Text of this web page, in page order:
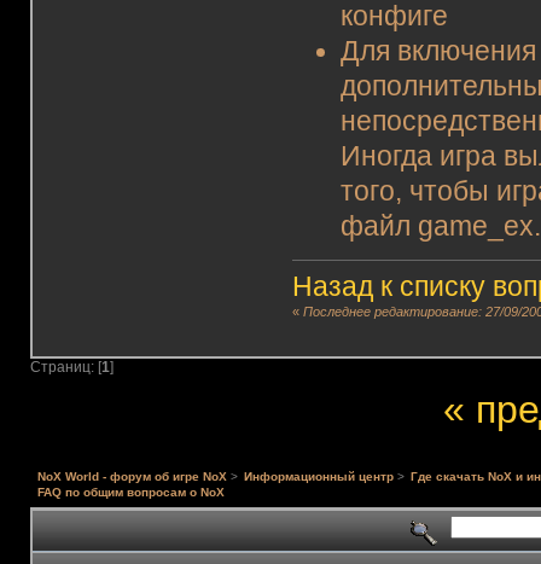
конфиге
Для
Иногда игра
того, чтобы
файл
Назад к списку
«Последнее редактирование: 27/09/
Страниц: [1]
«
NoX World - форум об игре NoX > Информационный центр > Где скачать NoX и
FAQ по общим вопросам о NoX